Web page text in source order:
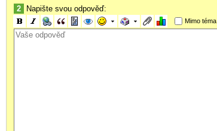
2 Napište svou odpověď:
Mimo téma